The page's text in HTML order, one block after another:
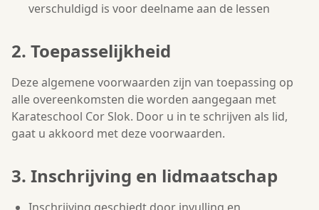
verschuldigd is voor deelname aan de lessen
2. Toepasselijkheid
Deze algemene voorwaarden zijn van toepassing op
alle overeenkomsten die worden aangegaan met
Karateschool Cor Slok. Door u in te schrijven als lid,
gaat u akkoord met deze voorwaarden.
3. Inschrijving en lidmaatschap